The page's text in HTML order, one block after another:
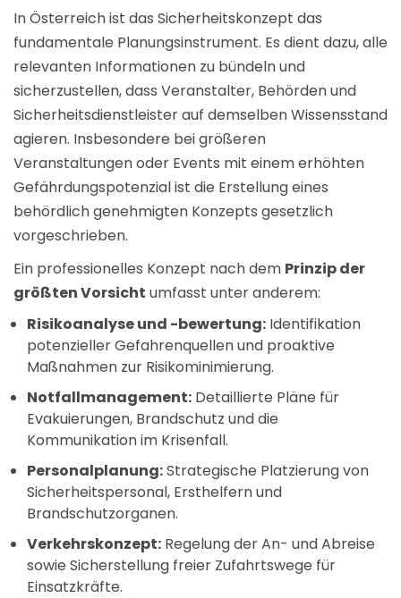
In Österreich ist das Sicherheitskonzept das
fundamentale Planungsinstrument. Es dient dazu, alle
relevanten Informationen zu bündeln und
sicherzustellen, dass Veranstalter, Behörden und
Sicherheitsdienstleister auf demselben Wissensstand
agieren. Insbesondere bei größeren
Veranstaltungen oder Events mit einem erhöhten
Gefährdungspotenzial ist die Erstellung eines
behördlich genehmigten Konzepts gesetzlich
vorgeschrieben.
Ein professionelles Konzept nach dem Prinzip der
größten Vorsicht umfasst unter anderem:
Risikoanalyse und -bewertung: Identifikation
potenzieller Gefahrenquellen und proaktive
Maßnahmen zur Risikominimierung.
Notfallmanagement: Detaillierte Pläne für
Evakuierungen, Brandschutz und die
Kommunikation im Krisenfall.
Personalplanung:Strategische Platzierung von
Sicherheitspersonal, Ersthelfern und
Brandschutzorganen.
Verkehrskonzept: Regelung der An- und Abreise
sowie Sicherstellung freier Zufahrtswege für
Einsatzkräfte.